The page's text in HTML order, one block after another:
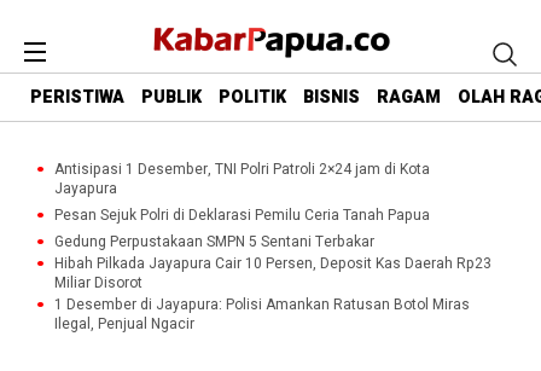
PERISTIWA PUBLIK POLITIK BISNIS RAGAM OLAH
Antisipasi 1 Desember, TNI Polri Patroli 2×24 jam di Kota
Jayapura
Pesan Sejuk Polri di Deklarasi Pemilu Ceria Tanah Papua
Gedung Perpustakaan SMPN 5 Sentani Terbakar
Hibah Pilkada Jayapura Cair 10 Persen, Deposit Kas Daerah Rp23
Miliar Disorot
1 Desember di Jayapura: Polisi Amankan Ratusan Botol Miras
Ilegal, Penjual Ngacir